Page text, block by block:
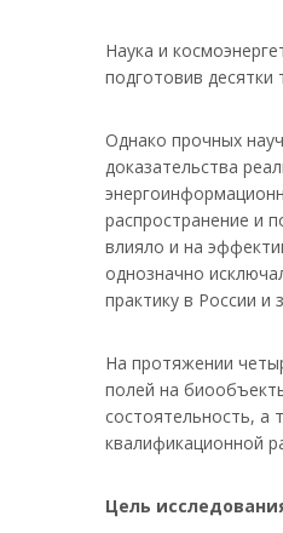
Наука и
подготовив
Однако прочных
доказательства
распространение и
влияло и на
однозначно
практику в России и
На протяжении
полей на
состоятельность, а
квалификационной
Цель